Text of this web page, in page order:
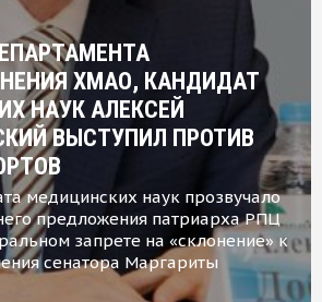
ХМАО, КАНДИДАТ
НАУК АЛЕКСЕЙ
ВЫСТУПИЛ ПРОТИВ
медицинских наук прозвучало
предложения патриарха РПЦ
запрете на «склонение» к
сенатора Маргариты